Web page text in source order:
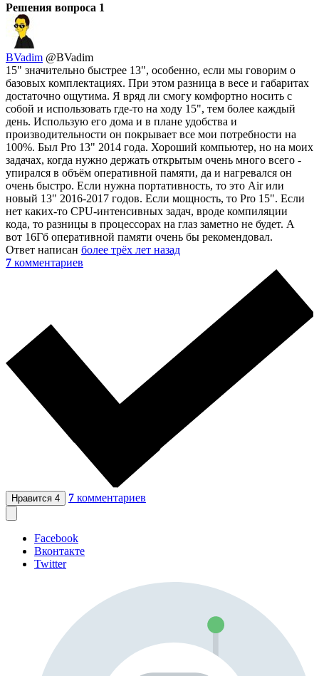
Решения вопроса 1
BVadim @BVadim
15" значительно быстрее 13", особенно, если мы говорим о
базовых комплектациях. При этом разница в весе и габаритах
достаточно ощутима. Я вряд ли смогу комфортно носить с
собой и использовать где-то на ходу 15", тем более каждый
день. Использую его дома и в плане удобства и
производительности он покрывает все мои потребности на
100%. Был Pro 13" 2014 года. Хороший компьютер, но на моих
задачах, когда нужно держать открытым очень много всего -
упирался в объём оперативной памяти, да и нагревался он
очень быстро. Если нужна портативность, то это Air или
новый 13" 2016-2017 годов. Если мощность, то Pro 15". Если
нет каких-то CPU-интенсивных задач, вроде компиляции
кода, то разницы в процессорах на глаз заметно не будет. А
вот 16Гб оперативной памяти очень бы рекомендовал.
Ответ написан более трёх лет назад
7 комментариев
Нравится 4 7 комментариев
Facebook
Вконтакте
Twitter